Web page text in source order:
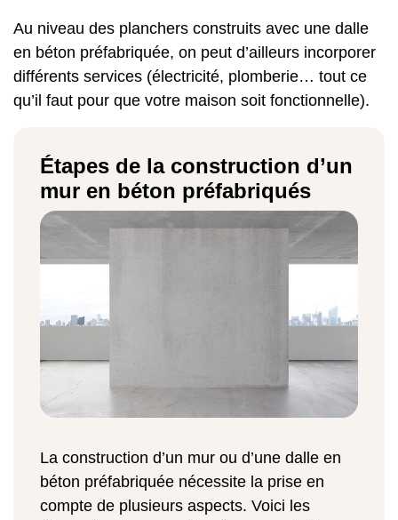
Au niveau des planchers construits avec une dalle
en béton préfabriquée, on peut d’ailleurs incorporer
différents services (électricité, plomberie… tout ce
qu’il faut pour que votre maison soit fonctionnelle).
Étapes de la construction d’un
mur en béton préfabriqués
La construction d’un mur ou d’une dalle en
béton préfabriquée nécessite la prise en
compte de plusieurs aspects. Voici les